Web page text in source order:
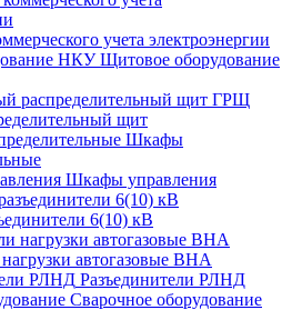
учета электроэнергии
Щитовое оборудование
ГРЩ
щит
Шкафы
Шкафы управления
6(10) кВ
автогазовые ВНА
Разъединители РЛНД
Сварочное оборудование